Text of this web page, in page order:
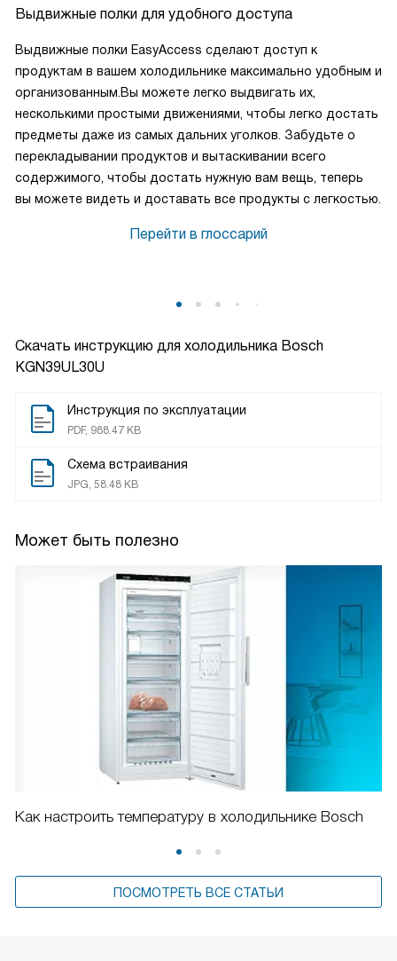
Скачать инструкцию для холодильника Bosch
KGN39UL30U
Инструкция по эксплуатации
PDF, 988.47 KB
Схема встраивания
JPG, 58.48 KB
Может быть полезно
Как настроить температуру в холодильнике Bosch
ПОСМОТРЕТЬ ВСЕ СТАТЬИ
Выдвижные полки для удобного доступа
Выдвижные полки EasyAccess сделают доступ к
продуктам в вашем холодильнике максимально удобным и
организованным.Вы можете легко выдвигать их,
несколькими простыми движениями, чтобы легко достать
предметы даже из самых дальних уголков. Забудьте о
перекладывании продуктов и вытаскивании всего
содержимого, чтобы достать нужную вам вещь, теперь
вы можете видеть и доставать все продукты с легкостью.
Перейти в глоссарий